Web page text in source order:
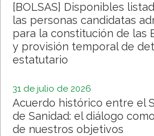
[BOLSAS] Disponibles
las personas candidatas
para la constitución de las
y provisión temporal de
estatutario
31 de julio de 2026
Acuerdo histórico entre el
de Sanidad: el diálogo
de nuestros objetivos